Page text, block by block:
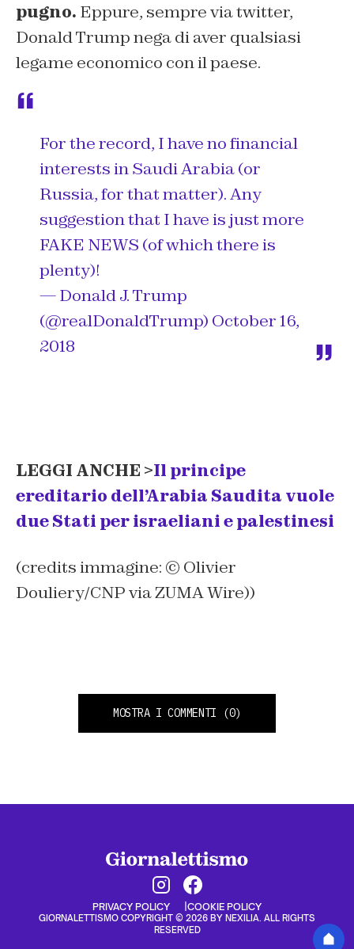
pugno. Eppure, sempre via twitter,
Donald Trump nega di aver qualsiasi
legame economico con il paese.
For the record, I have no financial
interests in Saudi Arabia (or
Russia, for that matter). Any
suggestion that I have is just more
FAKE NEWS (of which there is
plenty)!
— Donald J. Trump
(@realDonaldTrump) October 16,
2018
LEGGI ANCHE >Il principe
ereditario dell’Arabia Saudita vuole
due Stati per israeliani e palestinesi
(credits immagine: © Olivier
Douliery/CNP via ZUMA Wire))
MOSTRA I COMMENTI (0)
PRIVACY POLICY COOKIE POLICY
GIORNALETTISMO COPYRIGHT © 2026 BY NEXILIA. ALL RIGHTS
RESERVED